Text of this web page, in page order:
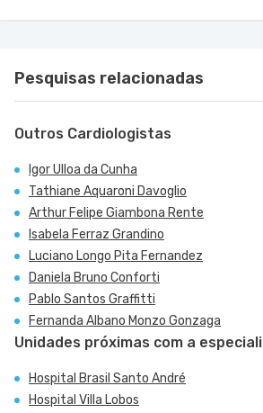
Pesquisas relacionadas
Outros Cardiologistas
Igor Ulloa da Cunha
Tathiane Aquaroni Davoglio
Arthur Felipe Giambona Rente
Isabela Ferraz Grandino
Luciano Longo Pita Fernandez
Daniela Bruno Conforti
Pablo Santos Graffitti
Fernanda Albano Monzo Gonzaga
Unidades próximas com a
Hospital Brasil Santo André
Hospital Villa Lobos